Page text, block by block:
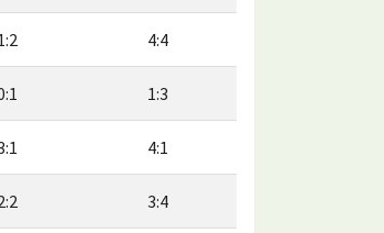
4:4
1:3
4:1
3:4